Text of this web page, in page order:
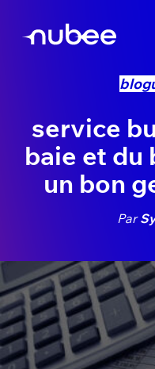
service
baie et du
un bon
Par